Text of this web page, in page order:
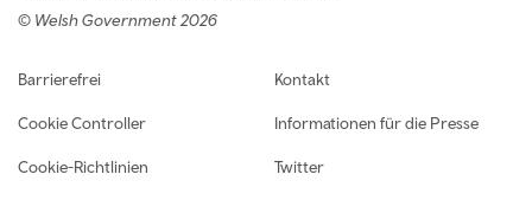
© Welsh Government 2026
Footer navigation
Barrierefrei
Cookie Controller
Cookie-Richtlinien
Kontakt
Informationen für die Presse
Twitter